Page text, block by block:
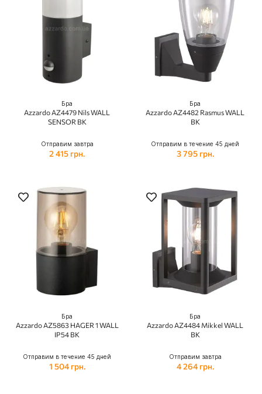
Бра
Azzardo AZ4479 Nils WALL
SENSOR BK
Отправим завтра
2 415 грн.
Бра
Azzardo AZ4482 Rasmus WALL
BK
Отправим в течение 45 дней
3 795 грн.
Бра
Azzardo AZ5863 HAGER 1 WALL
IP54 BK
Отправим в течение 45 дней
1 504 грн.
Бра
Azzardo AZ4484 Mikkel WALL
BK
Отправим завтра
4 264 грн.